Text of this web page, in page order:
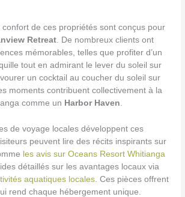
confort de ces propriétés sont conçus pour
Retreat . De nombreux clients ont
mémorables, telles que profiter d’un
tout en admirant le lever du soleil sur
un cocktail au coucher du soleil sur
moments contribuent collectivement à la
comme un Harbor Haven
de voyage locales développent ces
peuvent lire des récits inspirants sur
les avis sur Oceans Resort Whitianga
détaillés sur les avantages locaux via
aquatiques locales . Ces pièces offrent
rend chaque hébergement unique.